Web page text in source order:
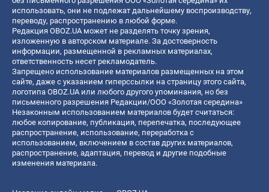
использовать, они не подлежат дальнейшему воспроизводству,
переводу, распространению в любой форме.
Редакция OBOZ.UA может не разделять точку зрения,
изложенную в авторском материале. За достоверность
информации, размещенной в рекламных материалах,
ответственность несет рекламодатель.
Запрещено использование материалов размещенных на этом
сайте, даже с указанием гиперссылки на страницу этого сайта,
логотипа OBOZ.UA или любого другого упоминания, но без
письменного разрешения Редакции/ООО «Золотая середина»
Незаконным использованием материалов будет считаться:
любое копирование, публикация, перепечатка, последующее
распространение, использование, переработка с
использованием, включением в состав других материалов,
распространение, адаптация, перевод и другие подобные
изменения материала.